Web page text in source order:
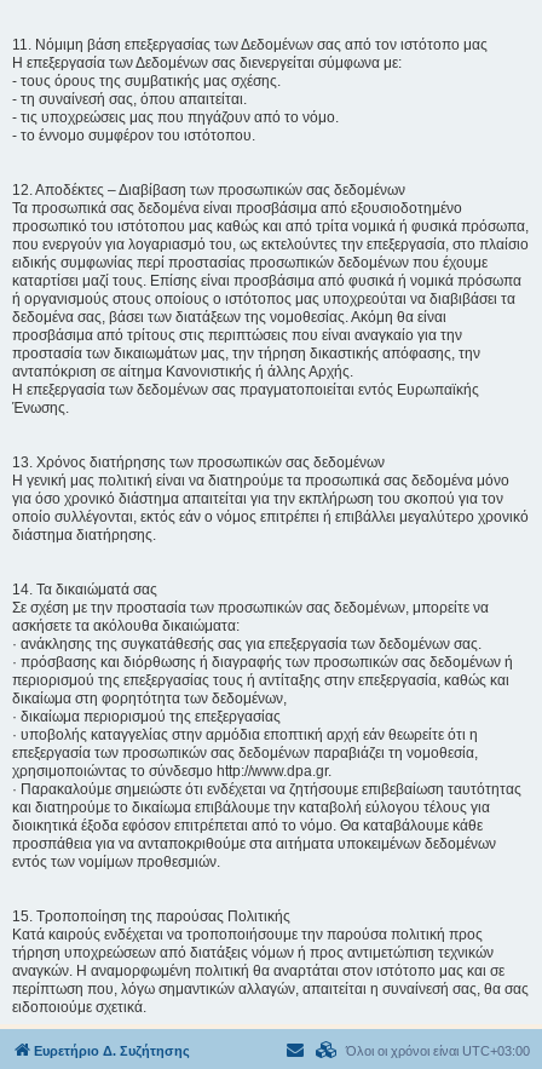
11. Νόμιμη βάση επεξεργασίας των Δεδομένων σας από τον ιστότοπο μας
Η επεξεργασία των Δεδομένων σας διενεργείται σύμφωνα με:
- τους όρους της συμβατικής μας σχέσης.
- τη συναίνεσή σας, όπου απαιτείται.
- τις υποχρεώσεις μας που πηγάζουν από το νόμο.
- το έννομο συμφέρον του ιστότοπου.
12. Αποδέκτες – Διαβίβαση των προσωπικών σας δεδομένων
Τα προσωπικά σας δεδομένα είναι προσβάσιμα από εξουσιοδοτημένο
προσωπικό του ιστότοπου μας καθώς και από τρίτα νομικά ή φυσικά πρόσωπα,
που ενεργούν για λογαριασμό του, ως εκτελούντες την επεξεργασία, στο πλαίσιο
ειδικής συμφωνίας περί προστασίας προσωπικών δεδομένων που έχουμε
καταρτίσει μαζί τους. Επίσης είναι προσβάσιμα από φυσικά ή νομικά πρόσωπα
ή οργανισμούς στους οποίους ο ιστότοπος μας υποχρεούται να διαβιβάσει τα
δεδομένα σας, βάσει των διατάξεων της νομοθεσίας. Ακόμη θα είναι
προσβάσιμα από τρίτους στις περιπτώσεις που είναι αναγκαίο για την
προστασία των δικαιωμάτων μας, την τήρηση δικαστικής απόφασης, την
ανταπόκριση σε αίτημα Κανονιστικής ή άλλης Αρχής.
Η επεξεργασία των δεδομένων σας πραγματοποιείται εντός Ευρωπαϊκής
Ένωσης.
13. Χρόνος διατήρησης των προσωπικών σας δεδομένων
Η γενική μας πολιτική είναι να διατηρούμε τα προσωπικά σας δεδομένα μόνο
για όσο χρονικό διάστημα απαιτείται για την εκπλήρωση του σκοπού για τον
οποίο συλλέγονται, εκτός εάν ο νόμος επιτρέπει ή επιβάλλει μεγαλύτερο χρονικό
διάστημα διατήρησης.
14. Τα δικαιώματά σας
Σε σχέση με την προστασία των προσωπικών σας δεδομένων, μπορείτε να
ασκήσετε τα ακόλουθα δικαιώματα:
· ανάκλησης της συγκατάθεσής σας για επεξεργασία των δεδομένων σας.
· πρόσβασης και διόρθωσης ή διαγραφής των προσωπικών σας δεδομένων ή
περιορισμού της επεξεργασίας τους ή αντίταξης στην επεξεργασία, καθώς και
δικαίωμα στη φορητότητα των δεδομένων,
· δικαίωμα περιορισμού της επεξεργασίας
· υποβολής καταγγελίας στην αρμόδια εποπτική αρχή εάν θεωρείτε ότι η
επεξεργασία των προσωπικών σας δεδομένων παραβιάζει τη νομοθεσία,
χρησιμοποιώντας το σύνδεσμο http://www.dpa.gr.
· Παρακαλούμε σημειώστε ότι ενδέχεται να ζητήσουμε επιβεβαίωση ταυτότητας
και διατηρούμε το δικαίωμα επιβάλουμε την καταβολή εύλογου τέλους για
διοικητικά έξοδα εφόσον επιτρέπεται από το νόμο. Θα καταβάλουμε κάθε
προσπάθεια για να ανταποκριθούμε στα αιτήματα υποκειμένων δεδομένων
εντός των νομίμων προθεσμιών.
15. Τροποποίηση της παρούσας Πολιτικής
Κατά καιρούς ενδέχεται να τροποποιήσουμε την παρούσα πολιτική προς
τήρηση υποχρεώσεων από διατάξεις νόμων ή προς αντιμετώπιση τεχνικών
αναγκών. Η αναμορφωμένη πολιτική θα αναρτάται στον ιστότοπο μας και σε
περίπτωση που, λόγω σημαντικών αλλαγών, απαιτείται η συναίνεσή σας, θα σας
ειδοποιούμε σχετικά.
Ευρετήριο Δ. Συζήτησης Όλοι οι χρόνοι είναι UTC+03:00